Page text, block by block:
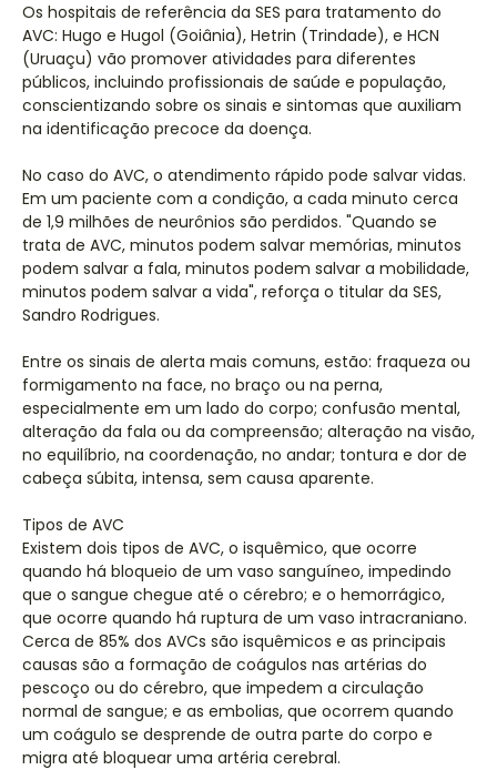
Os hospitais de referência da SES para tratamento do
AVC: Hugo e Hugol (Goiânia), Hetrin (Trindade), e HCN
(Uruaçu) vão promover atividades para diferentes
públicos, incluindo profissionais de saúde e população,
conscientizando sobre os sinais e sintomas que auxiliam
na identificação precoce da doença.
No caso do AVC, o atendimento rápido pode salvar vidas.
Em um paciente com a condição, a cada minuto cerca
de 1,9 milhões de neurônios são perdidos. "Quando se
trata de AVC, minutos podem salvar memórias, minutos
podem salvar a fala, minutos podem salvar a mobilidade,
minutos podem salvar a vida", reforça o titular da SES,
Sandro Rodrigues.
Entre os sinais de alerta mais comuns, estão: fraqueza ou
formigamento na face, no braço ou na perna,
especialmente em um lado do corpo; confusão mental,
alteração da fala ou da compreensão; alteração na visão,
no equilíbrio, na coordenação, no andar; tontura e dor de
cabeça súbita, intensa, sem causa aparente.
Tipos de AVC
Existem dois tipos de AVC, o isquêmico, que ocorre
quando há bloqueio de um vaso sanguíneo, impedindo
que o sangue chegue até o cérebro; e o hemorrágico,
que ocorre quando há ruptura de um vaso intracraniano.
Cerca de 85% dos AVCs são isquêmicos e as principais
causas são a formação de coágulos nas artérias do
pescoço ou do cérebro, que impedem a circulação
normal de sangue; e as embolias, que ocorrem quando
um coágulo se desprende de outra parte do corpo e
migra até bloquear uma artéria cerebral.